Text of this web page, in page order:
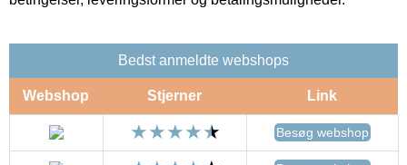
Bedst anmeldte webshops
Webshop Stjerner Link
Besøg webshop